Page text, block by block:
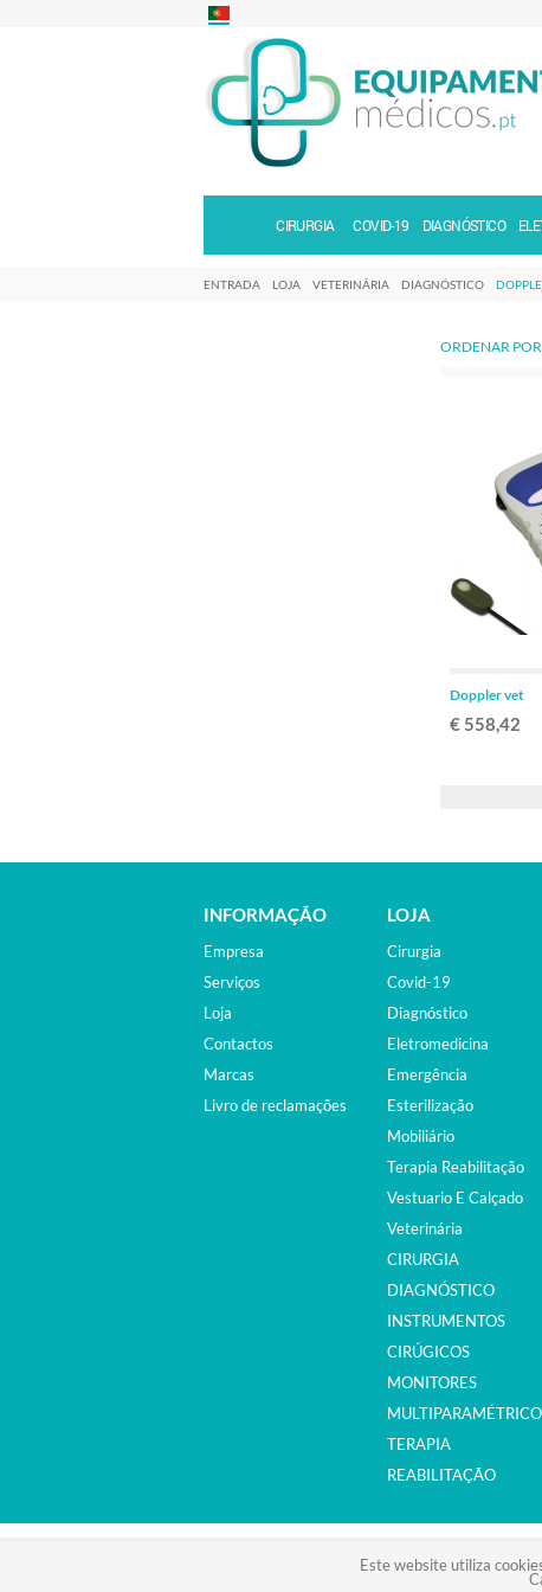
CIRURGIA COVID-19 DIAGNÓSTICO
Este website utiliza
ENTRADA LOJA VETERINÁRIA DIAGNÓSTICO
ORDENAR
Doppler vet
€ 558,42
INFORMAÇÃO
Empresa
Serviços
Loja
Contactos
Marcas
Livro de reclamações
LOJA
Cirurgia
Covid-19
Diagnóstico
Eletromedicina
Emergência
Esterilização
Mobiliário
Terapia Reabilitação
Vestuario E Calçado
Veterinária
CIRURGIA
DIAGNÓSTICO
INSTRUMENTOS
CIRÚGICOS
MONITORES
TERAPIA
REABILITAÇÃO